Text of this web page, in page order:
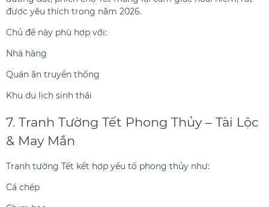
được yêu thích trong năm 2026.
Chủ đề này phù hợp với:
Nhà hàng
Quán ăn truyền thống
Khu du lịch sinh thái
7. Tranh Tường Tết Phong Thủy – Tài Lộc
& May Mắn
Tranh tường Tết kết hợp yếu tố phong thủy như:
Cá chép